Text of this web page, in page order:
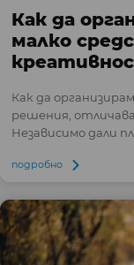
Как да
малко
Как да
решения,
Независимо дали
подробно